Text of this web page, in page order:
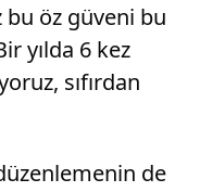
öz güveni bu
yılda 6 kez
sıfırdan
de